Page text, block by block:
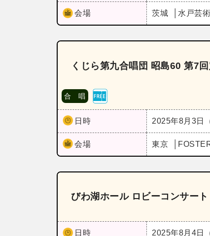
会場 茨城 水戸芸
くじら第九合唱団 昭島60 第7
合 唱
日時 2025年8月3日
会場 東京
びわ湖ホール ロビーコンサー
日時 2025年8月4日